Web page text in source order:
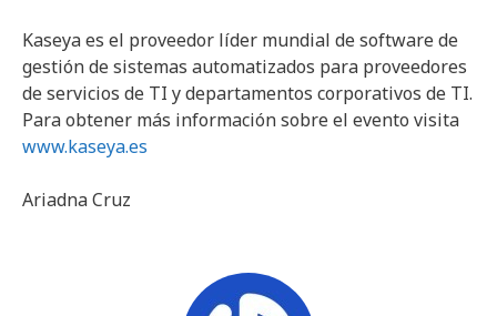
Kaseya es el proveedor líder mundial de software de
gestión de sistemas automatizados para proveedores
de servicios de TI y departamentos corporativos de TI.
Para obtener más información sobre el evento visita
www.kaseya.es
Ariadna Cruz